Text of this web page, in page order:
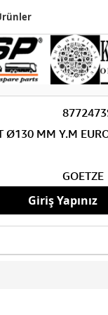
Ø130 MM Y.M
GOETZE
Giriş Yapınız